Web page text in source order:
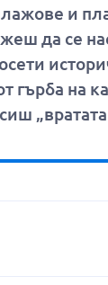
и
да се
гърба на